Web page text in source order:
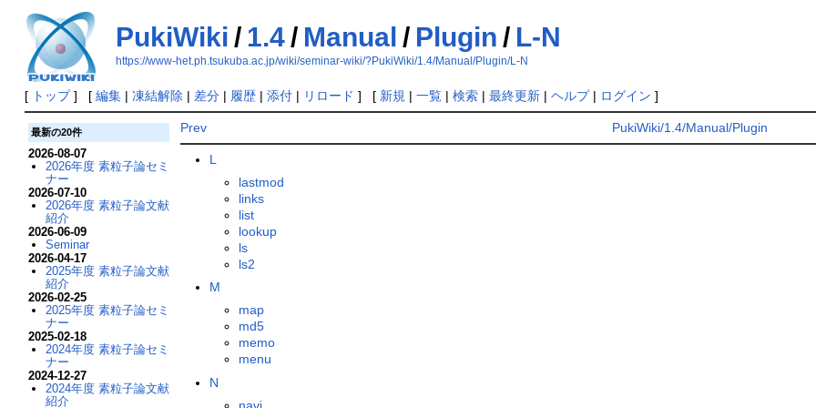
PukiWiki / 1.4/ Manual / Plugin / L-N
https://www-het.ph.tsukuba.ac.jp/wiki/seminar-wiki/?PukiWiki/1.4/Manual/Plugin/L-N
[ トップ] [ 編集| 凍結解除 | 差分| 履歴| 添付| リロード ] [ 新規 | 一覧| 検索| 最終更新| ヘルプ| ログイン ]
Prev PukiWiki/1.4/Manual/Plugin
L
lastmod
links
list
lookup
ls
ls2
M
map
md5
memo
menu
N
navi
最新の20件
2026-08-07
2026年度 素粒子論セミ
ナー
2026-07-10
2026年度 素粒子論文献
紹介
2026-06-09
Seminar
2026-04-17
2025年度 素粒子論文献
紹介
2026-02-25
2025年度 素粒子論セミ
ナー
2025-02-18
2024年度 素粒子論セミ
ナー
2024-12-27
2024年度 素粒子論文献
紹介